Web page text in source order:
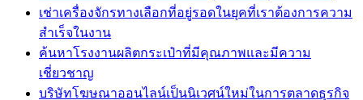
เช่าเครื่องจักรทางเลือกที่อยู่รอดในยุคที่เราต้องการความ
สำเร็จในงาน
ค้นหาโรงงานผลิตกระเป๋าที่มีคุณภาพและมีความ
เชี่ยวชาญ
บริษัทโฆษณาออนไลน์เป็นนิเวศน์ใหม่ในการตลาดธุรกิจ